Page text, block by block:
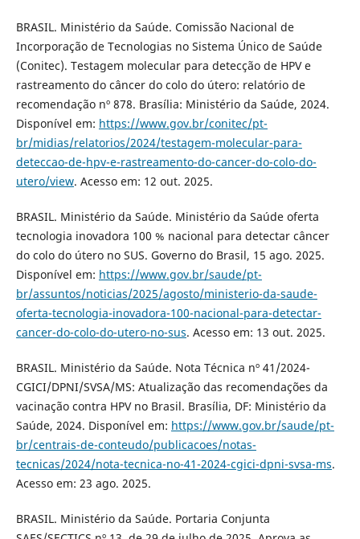
BRASIL. Ministério da Saúde. Comissão Nacional de
Incorporação de Tecnologias no Sistema Único de Saúde
(Conitec). Testagem molecular para detecção de HPV e
rastreamento do câncer do colo do útero: relatório de
recomendação nº 878. Brasília: Ministério da Saúde, 2024.
Disponível em: https://www.gov.br/conitec/pt-
br/midias/relatorios/2024/testagem-molecular-para-
deteccao-de-hpv-e-rastreamento-do-cancer-do-colo-do-
utero/view. Acesso em: 12 out. 2025.
BRASIL. Ministério da Saúde. Ministério da Saúde oferta
tecnologia inovadora 100 % nacional para detectar câncer
do colo do útero no SUS. Governo do Brasil, 15 ago. 2025.
Disponível em: https://www.gov.br/saude/pt-
br/assuntos/noticias/2025/agosto/ministerio-da-saude-
oferta-tecnologia-inovadora-100-nacional-para-detectar-
cancer-do-colo-do-utero-no-sus. Acesso em: 13 out. 2025.
BRASIL. Ministério da Saúde. Nota Técnica nº 41/2024-
CGICI/DPNI/SVSA/MS: Atualização das recomendações da
vacinação contra HPV no Brasil. Brasília, DF: Ministério da
Saúde, 2024. Disponível em: https://www.gov.br/saude/pt-
br/centrais-de-conteudo/publicacoes/notas-
tecnicas/2024/nota-tecnica-no-41-2024-cgici-dpni-svsa-ms.
Acesso em: 23 ago. 2025.
BRASIL. Ministério da Saúde. Portaria Conjunta